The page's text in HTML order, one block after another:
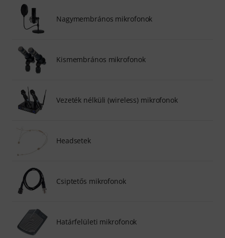
Nagymembrános mikrofonok
Kismembrános mikrofonok
Vezeték nélküli (wireless) mikrofonok
Headsetek
Csiptetős mikrofonok
Határfelületi mikrofonok